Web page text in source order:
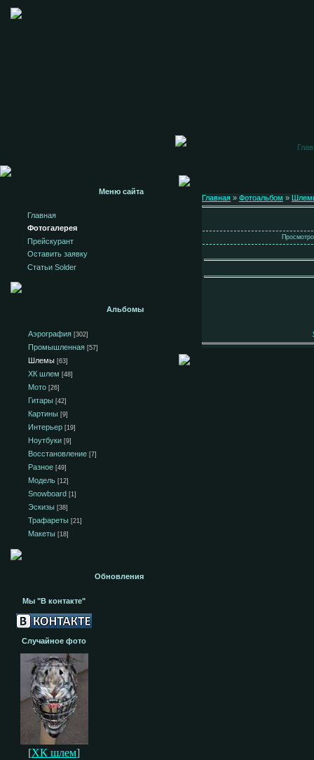
Меню сайта
Главная
Фотогалерея
Прейскурант
Оставить заявку
Статьи Solder
Альбомы
Аэрография [302]
Промышленная [57]
Шлемы [63]
ХК шлем [48]
Мото [26]
Гитары [42]
Картины [9]
Интерьер [19]
Ноутбуки [9]
Восстановление [7]
Разное [49]
Модель [12]
Snowboard [1]
Эскизы [38]
Трафареты [21]
Макеты [18]
Обновления
Мы "В контакте"
Случайное фото
[ХК шлем]
Главная » Фотоальбом »